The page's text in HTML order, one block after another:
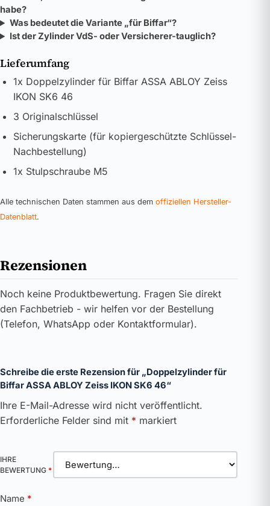
habe?
Was bedeutet die Variante „für Biffar“?
Ist der Zylinder VdS- oder Versicherer-tauglich?
Lieferumfang
1x Doppelzylinder für Biffar ASSA ABLOY Zeiss
IKON SK6 46
3 Originalschlüssel
Sicherungskarte (für kopiergeschützte Schlüssel-
Nachbestellung)
1x Stulpschraube M5
Alle technischen Daten stammen aus dem offiziellen Hersteller-
Datenblatt.
Rezensionen
Noch keine Produktbewertung. Fragen Sie direkt
den Fachbetrieb - wir helfen vor der Bestellung
(Telefon, WhatsApp oder Kontaktformular).
Schreibe die erste Rezension für „Doppelzylinder für
Biffar ASSA ABLOY Zeiss IKON SK6 46“
Ihre E-Mail-Adresse wird nicht veröffentlicht.
Erforderliche Felder sind mit * markiert
IHRE
BEWERTUNG *
Name *